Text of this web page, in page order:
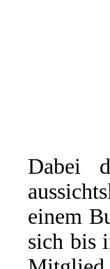
Dabei
einem
sich bis